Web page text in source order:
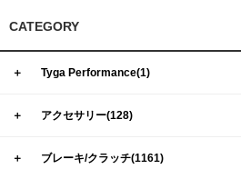
CATEGORY
＋ Tyga Performance(1)
＋ アクセサリー(128)
＋ ブレーキ/クラッチ(1161)